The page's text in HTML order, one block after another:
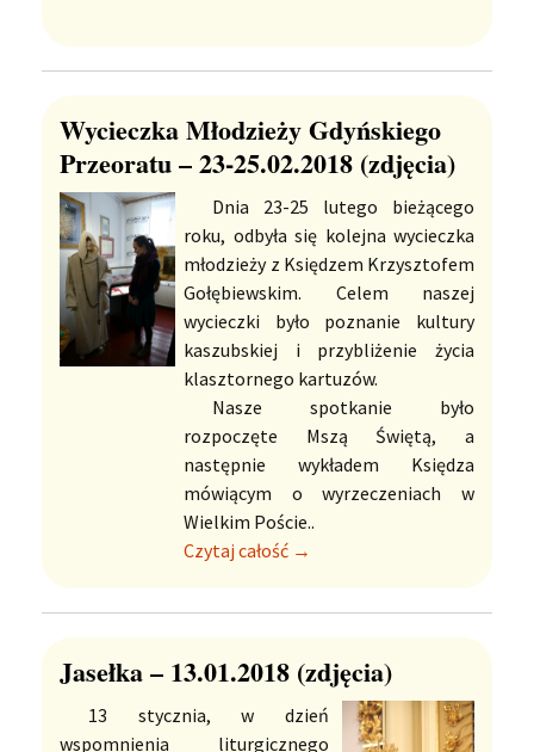
Wycieczka Młodzieży Gdyńskiego
Przeoratu – 23-25.02.2018 (zdjęcia)
Dnia 23-25 lutego bieżącego
roku, odbyła się kolejna wycieczka
młodzieży z Księdzem Krzysztofem
Gołębiewskim. Celem naszej
wycieczki było poznanie kultury
kaszubskiej i przybliżenie życia
klasztornego kartuzów.
Nasze spotkanie było
rozpoczęte Mszą Świętą, a
następnie wykładem Księdza
mówiącym o wyrzeczeniach w
Wielkim Poście..
Czytaj całość →
Jasełka – 13.01.2018 (zdjęcia)
13 stycznia, w dzień
wspomnienia liturgicznego